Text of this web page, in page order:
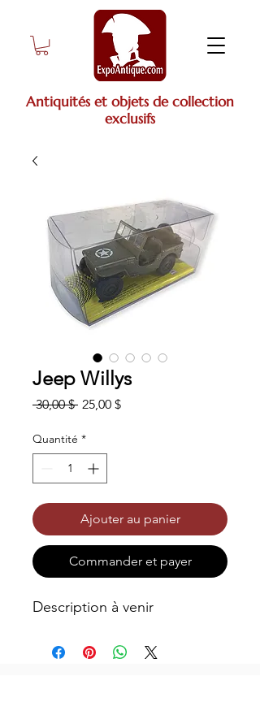
Antiquités et objets de collection
exclusifs
Jeep Willys
30,00 $ Prix
25,00 $Prix
Quantité *
Ajouter au panier
Commander et payer
Description à venir